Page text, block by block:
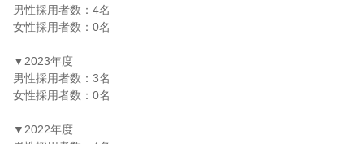
男性採用者数：4名
女性採用者数：0名
▼2023年度
男性採用者数：3名
女性採用者数：0名
▼2022年度